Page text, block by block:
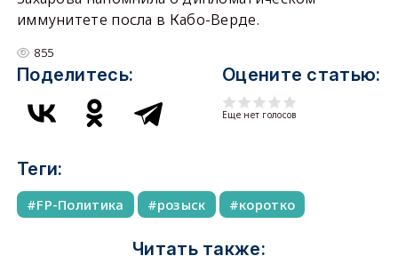
иммунитете посла в Кабо-Верде.
855
Поделитесь: Оцените статью:
Еще нет голосов
Теги:
FP-Политика розыск коротко
Читать также: